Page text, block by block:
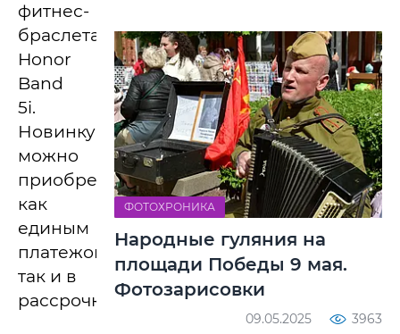
фитнес-
браслета
Honor
Band
5i.
Новинку
можно
приобрести
как
единым
платежом,
так и в
рассрочку.
ФОТОХРОНИКА
Народные гуляния на
площади Победы 9 мая.
Фотозарисовки
09.05.2025 3963